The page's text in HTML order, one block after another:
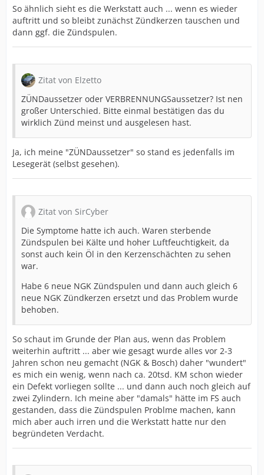
So ähnlich sieht es die Werkstatt auch ... wenn es wieder
auftritt und so bleibt zunächst Zündkerzen tauschen und
dann ggf. die Zündspulen.
Zitat von Elzetto
ZÜNDaussetzer oder VERBRENNUNGSaussetzer? Ist nen
großer Unterschied. Bitte einmal bestätigen das du
wirklich Zünd meinst und ausgelesen hast.
Ja, ich meine "ZÜNDaussetzer" so stand es jedenfalls im
Lesegerät (selbst gesehen).
Zitat von SirCyber
Die Symptome hatte ich auch. Waren sterbende
Zündspulen bei Kälte und hoher Luftfeuchtigkeit, da
sonst auch kein Öl in den Kerzenschächten zu sehen
war.
Habe 6 neue NGK Zündspulen und dann auch gleich 6
neue NGK Zündkerzen ersetzt und das Problem wurde
behoben.
So schaut im Grunde der Plan aus, wenn das Problem
weiterhin auftritt ... aber wie gesagt wurde alles vor 2-3
Jahren schon neu gemacht (NGK & Bosch) daher "wundert"
es mich ein wenig, wenn nach ca. 20tsd. KM schon wieder
ein Defekt vorliegen sollte ... und dann auch noch gleich auf
zwei Zylindern. Ich meine aber "damals" hätte im FS auch
gestanden, dass die Zündspulen Problme machen, kann
mich aber auch irren und die Werkstatt hatte nur den
begründeten Verdacht.